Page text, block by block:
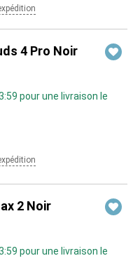
4 Pro Noir
pour une livraison le
2 Noir
pour une livraison le